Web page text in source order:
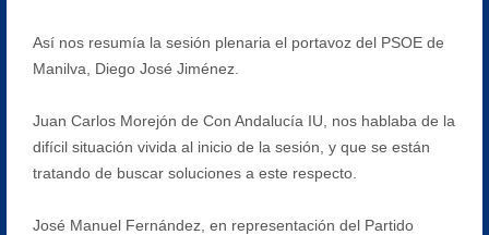
Así nos resumía la sesión plenaria el portavoz del PSOE de
Manilva, Diego José Jiménez.
Juan Carlos Morejón de Con Andalucía IU, nos hablaba de la
difícil situación vivida al inicio de la sesión, y que se están
tratando de buscar soluciones a este respecto.
José Manuel Fernández, en representación del Partido